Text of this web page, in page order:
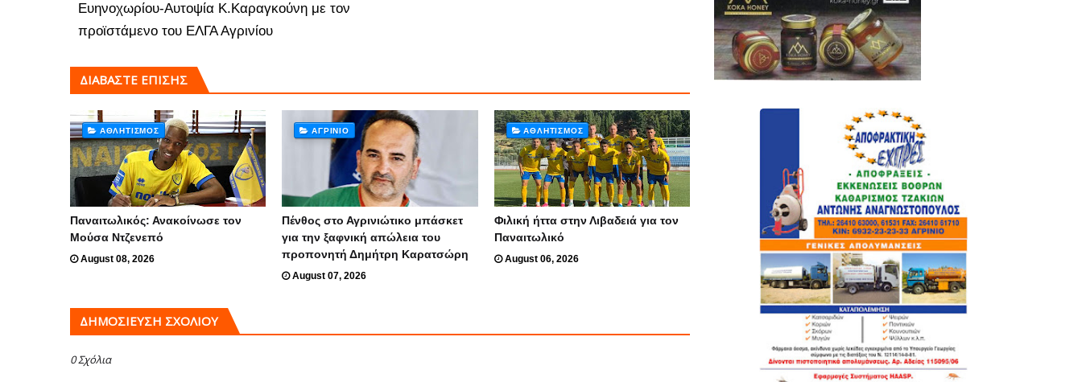
Ευηνοχωρίου-Αυτοψία Κ.Καραγκούνη με τον
προϊστάμενο του ΕΛΓΑ Αγρινίου
ΔΙΑΒΑΣΤΕ ΕΠΙΣΗΣ
ΑΘΛΗΤΙΣΜΌΣ
Παναιτωλικός: Ανακοίνωσε τον
Μούσα Ντζενεπό
August 08, 2026
ΑΓΡΊΝΙΟ
Πένθος στο Αγρινιώτικο μπάσκετ
για την ξαφνική απώλεια του
προπονητή Δημήτρη Καρατσώρη
August 07, 2026
ΑΘΛΗΤΙΣΜΌΣ
Φιλική ήττα στην Λιβαδειά για τον
Παναιτωλικό
August 06, 2026
ΔΗΜΟΣΊΕΥΣΗ ΣΧΟΛΊΟΥ
0 Σχόλια